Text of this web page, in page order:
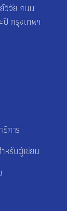
วิจัย ถนน
ปิ กรุงเทพฯ
การ
หรับผู้เขียน